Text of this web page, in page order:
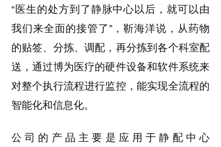
“医生的处方到了静脉中心以后，就可以由
我们来全面的接管了”，靳海洋说，从药物
的贴签、分拣、调配，再分拣到各个科室配
送，通过博为医疗的硬件设备和软件系统来
对整个执行流程进行监控，能实现全流程的
智能化和信息化。
公司的产品主要是应用于静配中心